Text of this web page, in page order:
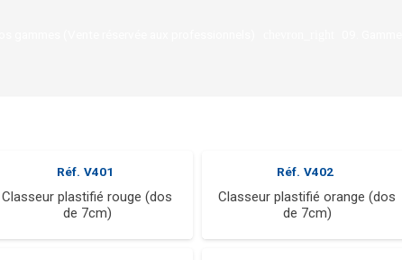
Réf. V401
Classeur plastifié rouge (dos
de 7cm)
Réf. V402
Classeur plastifié orange (dos
de 7cm)